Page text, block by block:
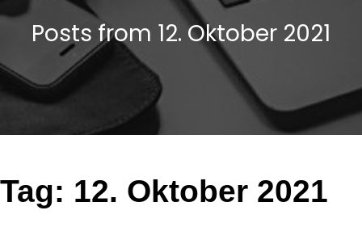
Posts from 12. Oktober 2021
Tag: 12. Oktober 2021